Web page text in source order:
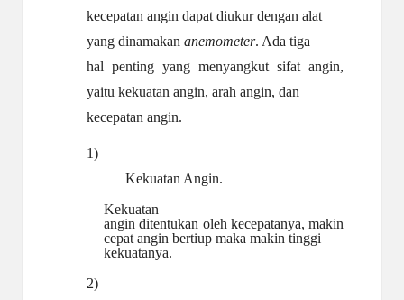
kecepatan angin dapat diukur dengan alat
yang dinamakananemometer. Ada tiga
hal penting yang menyangkut sifat angin,
yaitu kekuatan angin, arah angin, dan
kecepatan angin.
1)
Kekuatan Angin.
Kekuatan
angin ditentukan oleh kecepatanya, makin
cepat angin bertiup maka makin tinggi
kekuatanya.
2)